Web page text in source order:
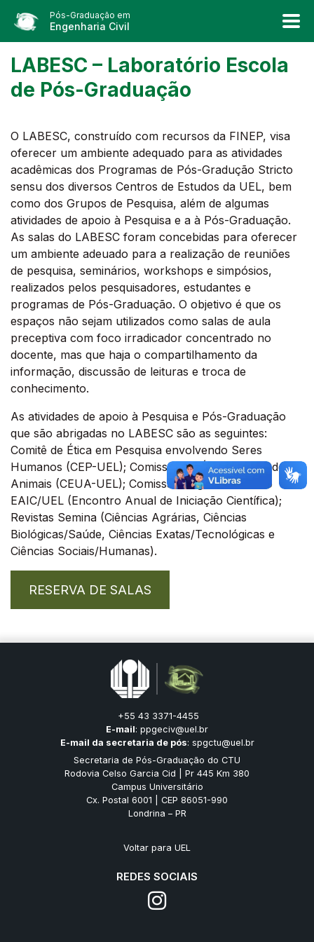
Pós-Graduação em
Engenharia Civil
LABESC – Laboratório Escola
de Pós-Graduação
O LABESC, construído com recursos da FINEP, visa
oferecer um ambiente adequado para as atividades
acadêmicas dos Programas de Pós-Gradução Stricto
sensu dos diversos Centros de Estudos da UEL, bem
como dos Grupos de Pesquisa, além de algumas
atividades de apoio à Pesquisa e a à Pós-Graduação.
As salas do LABESC foram concebidas para oferecer
um ambiente adeuado para a realização de reuniões
de pesquisa, seminários, workshops e simpósios,
realizados pelos pesquisadores, estudantes e
programas de Pós-Graduação. O objetivo é que os
espaços não sejam utilizados como salas de aula
preceptiva com foco irradicador concentrado no
docente, mas que haja o compartilhamento da
informação, discussão de leituras e troca de
conhecimento.
As atividades de apoio à Pesquisa e Pós-Graduação
que são abrigadas no LABESC são as seguintes:
Comitê de Ética em Pesquisa envolvendo Seres
Humanos (CEP-UEL); Comissão de Ética no Uso de
Animais (CEUA-UEL); Comissão Organizadora do
EAIC/UEL (Encontro Anual de Iniciação Científica);
Revistas Semina (Ciências Agrárias, Ciências
Biológicas/Saúde, Ciências Exatas/Tecnológicas e
Ciências Sociais/Humanas).
RESERVA DE SALAS
+55 43 3371-4455
E-mail: ppgeciv@uel.br
E-mail da secretaria de pós: spgctu@uel.br
Secretaria de Pós-Graduação do CTU
Rodovia Celso Garcia Cid | Pr 445 Km 380
Campus Universitário
Cx. Postal 6001 | CEP 86051-990
Londrina – PR
Voltar para UEL
REDES SOCIAIS